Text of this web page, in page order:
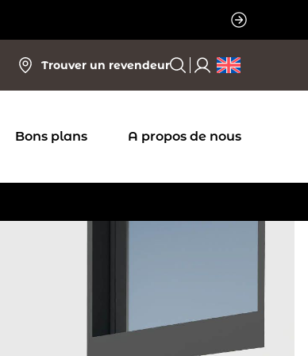
Trouver un revendeur
Bons plans A propos de nous